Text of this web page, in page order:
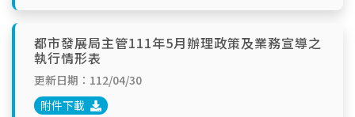
都市發展局主管111年5月辦理政策及業務宣導之
執行情形表
更新日期：112/04/30
附件下載